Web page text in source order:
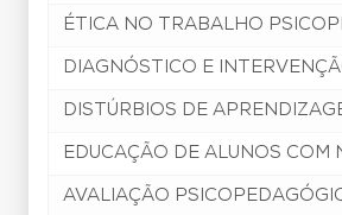
ÉTICA NO TRABALHO
DIAGNÓSTICO E
DISTÚRBIOS DE
EDUCAÇÃO DE ALUNOS COM
AVALIAÇÃO